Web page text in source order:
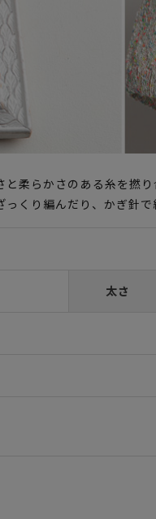
柔らかさのある糸を撚
くり編んだり、かぎ針
太さ